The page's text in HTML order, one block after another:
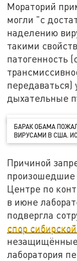
Мораторий
могли "с
наделению
такими
патогенность
дыхательные
БАРАК ОБАМА
ВИРУСАМИ В США.
Причиной
произошедшие
Центре по
в июне
подвергла
спор
лаборатория